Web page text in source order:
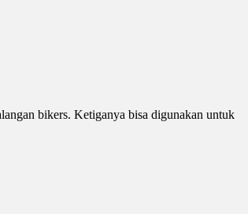
bikers. Ketiganya bisa digunakan untuk